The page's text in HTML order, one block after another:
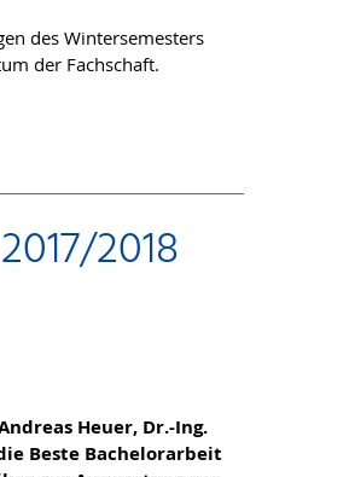
des Wintersemesters
der Fachschaft.
2018
Heuer, Dr.-Ing.
Beste Bachelorarbeit